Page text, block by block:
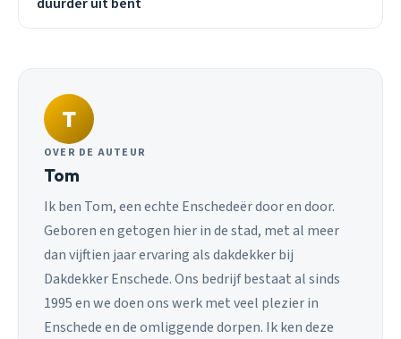
T
OVER DE AUTEUR
Tom
Ik ben Tom, een echte Enschedeër door en door.
Geboren en getogen hier in de stad, met al meer
dan vijftien jaar ervaring als dakdekker bij
Dakdekker Enschede. Ons bedrijf bestaat al sinds
1995 en we doen ons werk met veel plezier in
Enschede en de omliggende dorpen. Ik ken deze